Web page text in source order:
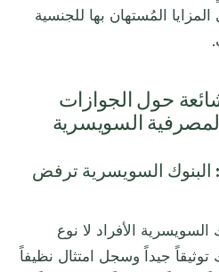
المُستهان بها للجنسية
حول الجوازات
السويسرية
البنوك السويسرية ترفض
الأفراد لا نوع
توثيقاً جيداً وسجل امتثال نظيفاً